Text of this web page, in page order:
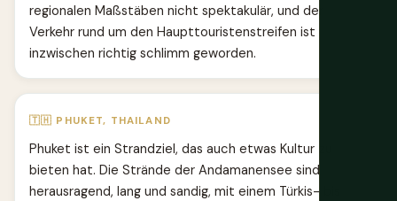
regionalen Maßstäben nicht spektakulär, und der
Verkehr rund um den Haupttouristenstreifen ist
inzwischen richtig schlimm geworden.
🇹🇭 PHUKET, THAILAND
Phuket ist ein Strandziel, das auch etwas Kultur zu
bieten hat. Die Strände der Andamanensee sind
herausragend, lang und sandig, mit einem Türkis- bis